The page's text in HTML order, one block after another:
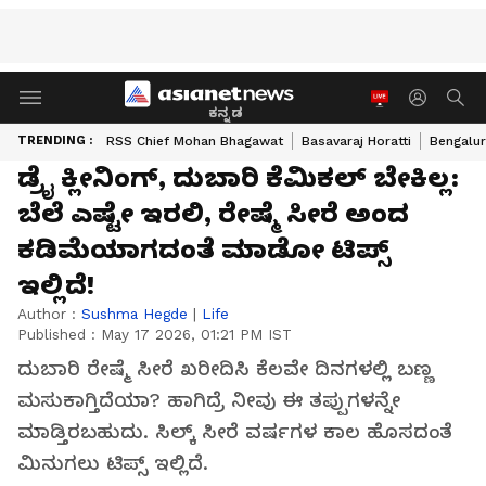
ಕನ್ನಡ
TRENDING : RSS Chief Mohan Bhagawat Basavaraj Horatti
ಡ್ರೈ ಕ್ಲೀನಿಂಗ್, ದುಬಾರಿ ಕೆಮಿಕಲ್‌ ಬೇಕಿಲ್ಲ:
ಬೆಲೆ ಎಷ್ಟೇ ಇರಲಿ, ರೇಷ್ಮೆ ಸೀರೆ ಅಂದ
ಕಡಿಮೆಯಾಗದಂತೆ ಮಾಡೋ ಟಿಪ್ಸ್‌
ಇಲ್ಲಿದೆ!
Author : Sushma Hegde | Life
Published : May 17 2026, 01:21 PM IST
ದುಬಾರಿ ರೇಷ್ಮೆ ಸೀರೆ ಖರೀದಿಸಿ ಕೆಲವೇ ದಿನಗಳಲ್ಲಿ ಬಣ್ಣ
ಮಸುಕಾಗ್ತಿದೆಯಾ? ಹಾಗಿದ್ರೆ ನೀವು ಈ ತಪ್ಪುಗಳನ್ನೇ
ಮಾಡ್ತಿರಬಹುದು. ಸಿಲ್ಕ್ ಸೀರೆ ವರ್ಷಗಳ ಕಾಲ ಹೊಸದಂತೆ
ಮಿನುಗಲು ಟಿಪ್ಸ್ ಇಲ್ಲಿದೆ.